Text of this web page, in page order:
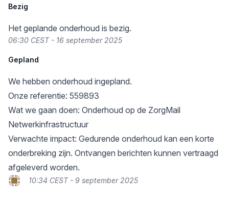
Bezig
Het geplande onderhoud is bezig.
06:30 CEST - 16 september 2025
Gepland
We hebben onderhoud ingepland.
Onze referentie: 559893
Wat we gaan doen: Onderhoud op de ZorgMail
Netwerkinfrastructuur
Verwachte impact: Gedurende onderhoud kan een korte
onderbreking zijn. Ontvangen berichten kunnen vertraagd
afgeleverd worden.
10:34 CEST - 9 september 2025